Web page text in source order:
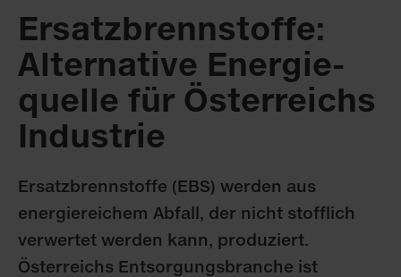
Ersatz­brenn­stoffe:
Alternative Energie­
quelle für Österreichs
Industrie
Ersatz­brenn­stoffe (EBS) werden aus
energiereichem Abfall, der nicht stofflich
verwertet werden kann, produziert.
Österreichs Entsorgungs­branche ist